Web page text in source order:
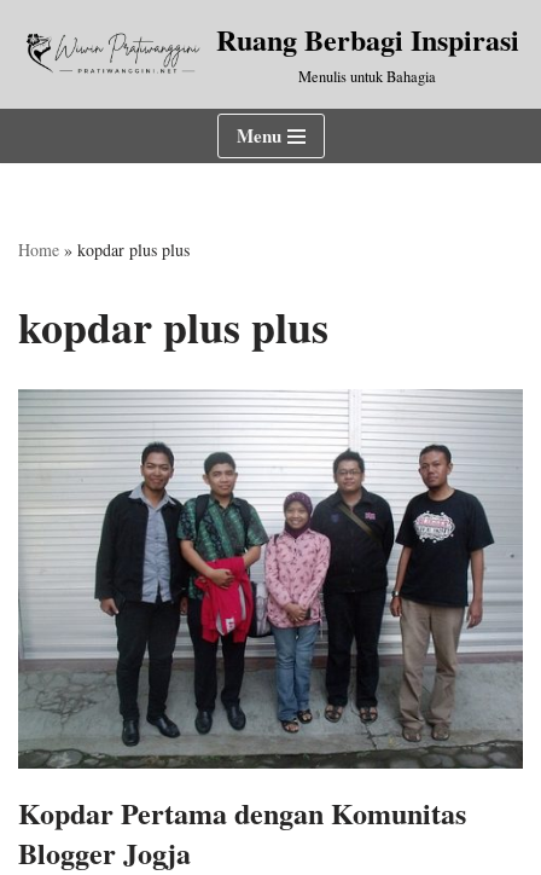
Lompat
Ruang Berbagi Inspirasi
Menulis untuk Bahagia
Menu
Home » kopdar plus plus
kopdar plus plus
Kopdar Pertama dengan Komunitas
Blogger Jogja